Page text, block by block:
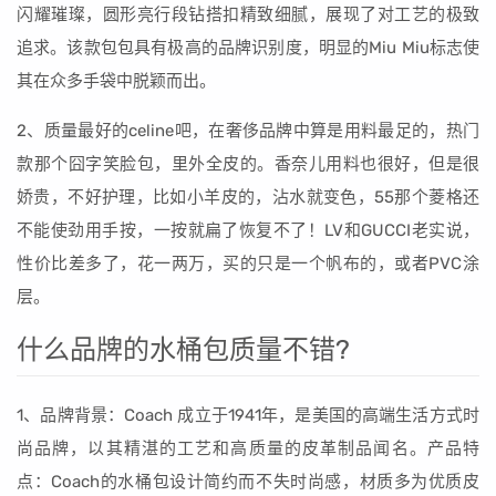
闪耀璀璨，圆形亮行段钻搭扣精致细腻，展现了对工艺的极致
追求。该款包包具有极高的品牌识别度，明显的Miu Miu标志使
其在众多手袋中脱颖而出。
2、质量最好的celine吧，在奢侈品牌中算是用料最足的，热门
款那个囧字笑脸包，里外全皮的。香奈儿用料也很好，但是很
娇贵，不好护理，比如小羊皮的，沾水就变色，55那个菱格还
不能使劲用手按，一按就扁了恢复不了！LV和GUCCI老实说，
性价比差多了，花一两万，买的只是一个帆布的，或者PVC涂
层。
什么品牌的水桶包质量不错?
1、品牌背景：Coach 成立于1941年，是美国的高端生活方式时
尚品牌，以其精湛的工艺和高质量的皮革制品闻名。产品特
点：Coach的水桶包设计简约而不失时尚感，材质多为优质皮